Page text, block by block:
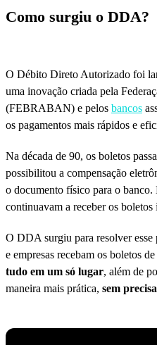
Como surgiu o DDA?
O Débito Direto Autorizado foi
uma inovação criada pela
(FEBRABAN) e pelos bancos
os pagamentos mais rápidos e
Na década de 90, os boletos
possibilitou a compensação
o documento físico para o banco.
continuavam a receber os boletos
O DDA surgiu para resolver esse
e empresas recebam os boletos
tudo em um só lugar, além de
maneira mais prática, sem